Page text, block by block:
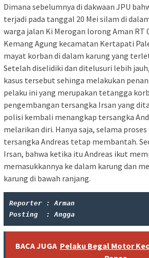
Dimana sebelumnya di dakwaan JPU
terjadi pada tanggal 20 Mei silam di
warga jalan Ki Merogan lorong Aman RT
Kemang Agung kecamatan Kertapati
mayat korban di dalam karung yang
Setelah diselidiki dan ditelusuri lebih
kasus tersebut sehinga melakukan
pelaku ini yang merupakan tetangga
pengembangan tersangka Irsan yang
polisi kembali menangkap tersangka
melarikan diri. Hanya saja, selama
tersangka Andreas tetap membantah.
Irsan, bahwa ketika itu Andreas ikut
memasukkannya ke dalam karung dan
karung di bawah ranjan‎g.
Reporter : Arman
Posting  : Angga
BACA JUGA Pelaku Begal Motor